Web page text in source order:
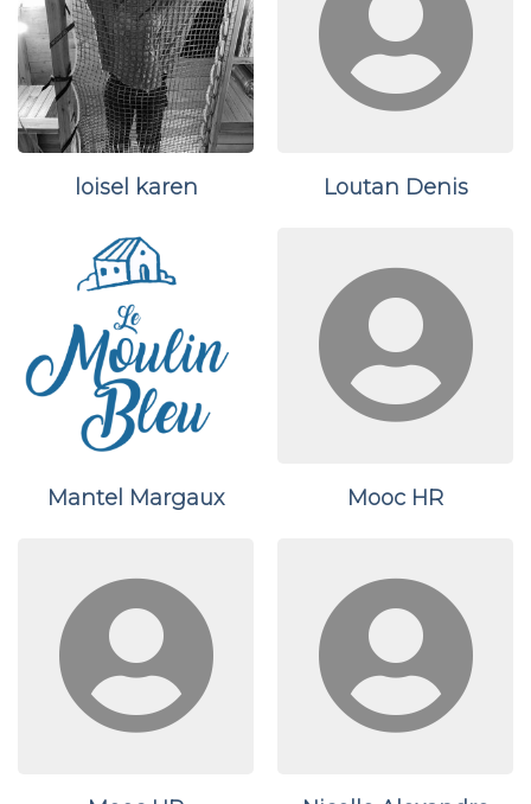
loisel karen Loutan Denis
Mantel Margaux Mooc HR